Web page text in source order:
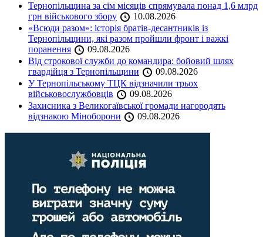
Тернопільщина за сім місяців спрямувала понад 1,6 млрд
грн військового збору
10.08.2026
«Всюди разом»: історія братів-десантників із
Тернопільщини, які разом пройшли фронт і важкі
поранення
09.08.2026
Від строкової служби до командира: бойовий шлях
гвардійця з Тернопільщини
09.08.2026
У Тернопільському ТЦК відзначили трьох
військовослужбовців
09.08.2026
Захисника з Великогаївської громади нагородять
відзнакою Міноборони
09.08.2026